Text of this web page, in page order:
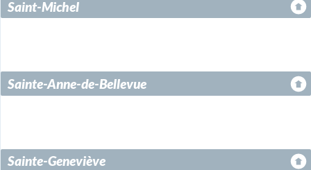
Saint-Michel
Sainte-Anne-de-Bellevue
Sainte-Geneviève